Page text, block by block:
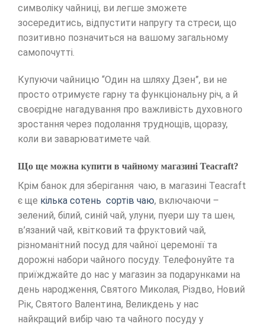
символіку чайниці, ви легше зможете
зосередитись, відпустити напругу та стреси, що
позитивно позначиться на вашому загальному
самопочутті.
Купуючи чайницю “Один на шляху Дзен”, ви не
просто отримуєте гарну та функціональну річ, а й
своєрідне нагадування про важливість духовного
зростання через подолання труднощів, щоразу,
коли ви заварюватимете чай.
Що ще можна купити в чайному магазині Teacraft?
Крім банок для зберігання чаю, в магазині Teacraft
є ще кілька сотень сортів чаю, включаючи –
зелений, білий, синій чай, улуни, пуери шу та шен,
в’язаний чай, квітковий та фруктовий чай,
різноманітний посуд для чайної церемонії та
дорожні набори чайного посуду. Телефонуйте та
приїжджайте до нас у магазин за подарунками на
день народження, Святого Миколая, Різдво, Новий
Рік, Святого Валентина, Великдень у нас
найкращий вибір чаю та чайного посуду у